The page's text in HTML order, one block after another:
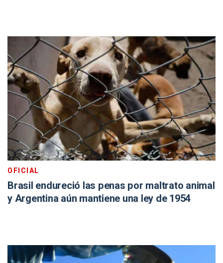
OFICIAL
Brasil endureció las penas por maltrato animal
y Argentina aún mantiene una ley de 1954